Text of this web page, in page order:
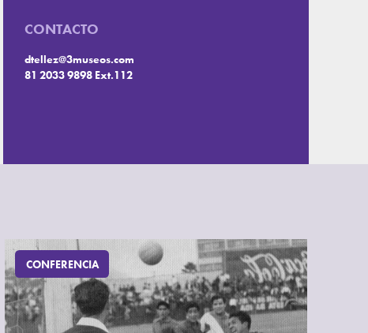
CONTACTO
dtellez@3museos.com
81 2033 9898 Ext.112
CONFERENCIA